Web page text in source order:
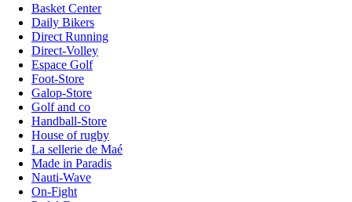
Basket Center
Daily Bikers
Direct Running
Direct-Volley
Espace Golf
Foot-Store
Galop-Store
Golf and co
Handball-Store
House of rugby
La sellerie de Maé
Made in Paradis
Nauti-Wave
On-Fight